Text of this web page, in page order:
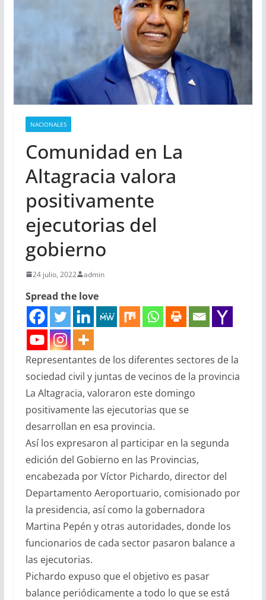
NACIONALES
Comunidad en La
Altagracia valora
positivamente
ejecutorias del
gobierno
24 julio, 2022 admin
Spread the love
Representantes de los diferentes sectores de la
sociedad civil y juntas de vecinos de la provincia
La Altagracia, valoraron este domingo
positivamente las ejecutorias que se
desarrollan en esa provincia.
Así los expresaron al participar en la segunda
edición del Gobierno en las Provincias,
encabezada por Víctor Pichardo, director del
Departamento Aeroportuario, comisionado por
la presidencia, así como la gobernadora
Martina Pepén y otras autoridades, donde los
funcionarios de cada sector pasaron balance a
las ejecutorias.
Pichardo expuso que el objetivo es pasar
balance periódicamente a todo lo que se está